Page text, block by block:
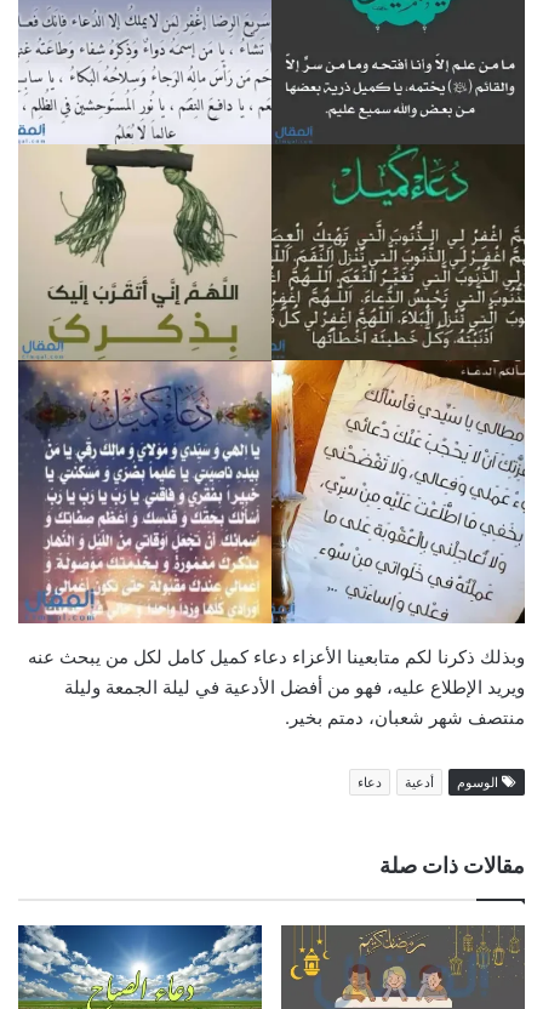
وبذلك ذكرنا لكم متابعينا الأعزاء دعاء كميل كامل لكل من يبحث عنه
ويريد الإطلاع عليه، فهو من أفضل الأدعية في ليلة الجمعة وليلة
منتصف شهر شعبان، دمتم بخير.
الوسوم أدعية دعاء
مقالات ذات صلة